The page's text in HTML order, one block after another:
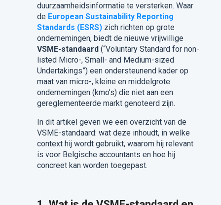
duurzaamheidsinformatie te versterken. Waar
de European Sustainability Reporting
Standards (ESRS)zich richten op grote
ondernemingen, biedt de nieuwe vrijwillige
VSME-standaard(“Voluntary Standard for non-
listed Micro-, Small- and Medium-sized
Undertakings”) een ondersteunend kader op
maat van micro-, kleine en middelgrote
ondernemingen (kmo’s) die niet aan een
gereglementeerde markt genoteerd zijn.
In dit artikel geven we een overzicht van de
VSME-standaard: wat deze inhoudt, in welke
context hij wordt gebruikt, waarom hij relevant
is voor Belgische accountants en hoe hij
concreet kan worden toegepast.